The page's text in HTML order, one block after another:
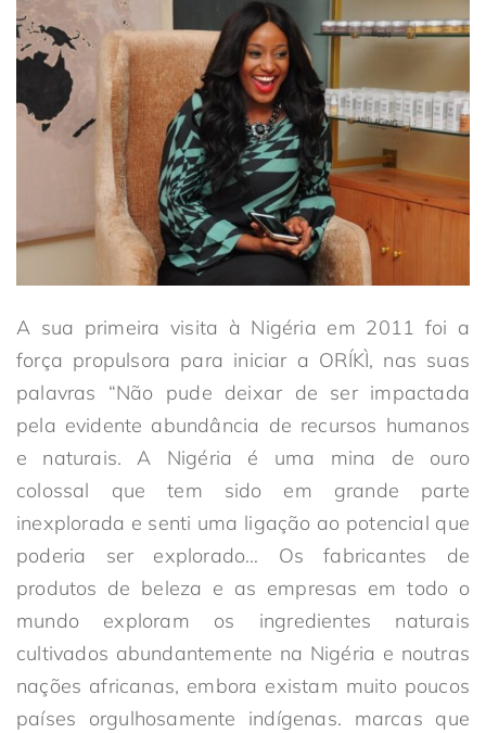
A sua primeira visita à Nigéria em 2011 foi a
força propulsora para iniciar a ORÍKÌ, nas suas
palavras “Não pude deixar de ser impactada
pela evidente abundância de recursos humanos
e naturais. A Nigéria é uma mina de ouro
colossal que tem sido em grande parte
inexplorada e senti uma ligação ao potencial que
poderia ser explorado… Os fabricantes de
produtos de beleza e as empresas em todo o
mundo exploram os ingredientes naturais
cultivados abundantemente na Nigéria e noutras
nações africanas, embora existam muito poucos
países orgulhosamente indígenas. marcas que